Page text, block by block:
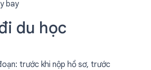
bay
du học
trước khi nộp hồ sơ, trước